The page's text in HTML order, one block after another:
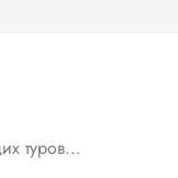
туров…